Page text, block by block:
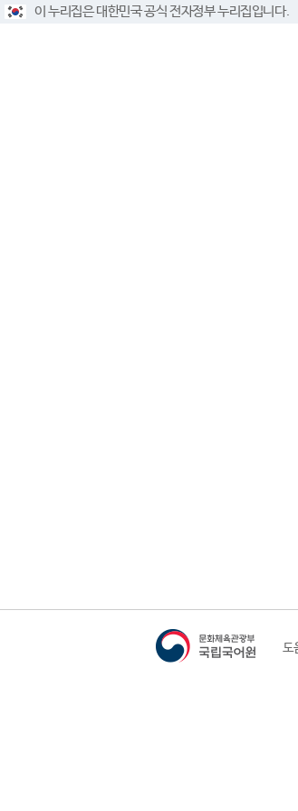
이 누리집은 대한민국 공식 전자정부 누리집입니다.
도